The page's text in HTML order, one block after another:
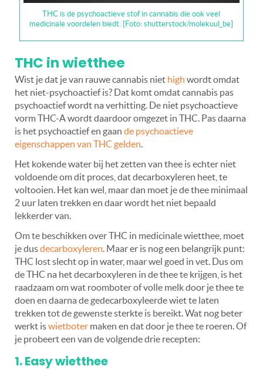
THC is de psychoactieve stof in cannabis die ook veel
medicinale voordelen biedt. [Foto: shutterstock/molekuul_be]
THC in wietthee
Wist je dat je van rauwe cannabis niet high wordt omdat
het niet-psychoactief is? Dat komt omdat cannabis pas
psychoactief wordt na verhitting. De niet psychoactieve
vorm THC-A wordt daardoor omgezet in THC. Pas daarna
is het psychoactief en gaan de psychoactieve
eigenschappen van THC gelden
Het kokende water bij het zetten van thee is echter niet
voldoende om dit proces, dat decarboxyleren heet, te
voltooien. Het kan wel, maar dan moet je de thee minimaal
2 uur laten trekken en daar wordt het niet bepaald
lekkerder van.
Om te beschikken over THC in medicinale wietthee, moet
je dusdecarboxyleren . Maar er is nog een belangrijk punt:
THC lost slecht op in water, maar wel goed in vet. Dus om
de THC na het decarboxyleren in de thee te krijgen, is het
raadzaam om wat roomboter of volle melk door je thee te
doen en daarna de gedecarboxyleerde wiet te laten
trekken tot de gewenste sterkte is bereikt. Wat nog beter
werkt iswietboter maken en dat door je thee te roeren. Of
je probeert een van de volgende drie recepten:
1. Easy wietthee